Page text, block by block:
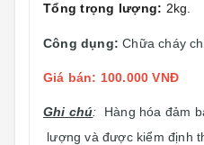
Tổng trọng lượng: 2kg.
Công dụng:Chữa cháy
Giá bán: 100.000 VNĐ
Ghi chú: Hàng hóa đảm
lượng và được kiểm định